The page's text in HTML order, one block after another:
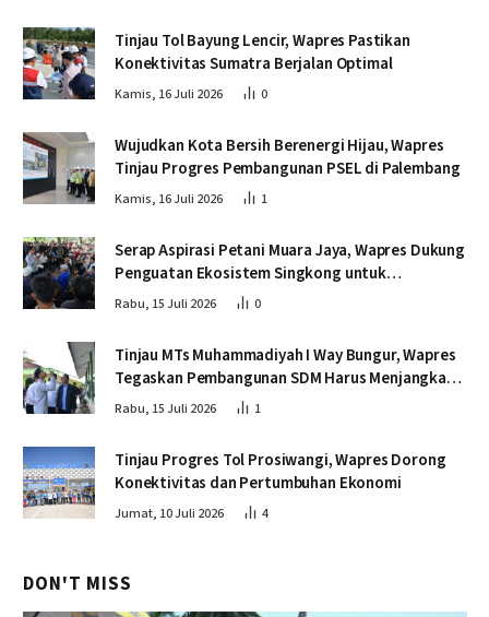
Tinjau Tol Bayung Lencir, Wapres Pastikan
Konektivitas Sumatra Berjalan Optimal
Kamis, 16 Juli 2026 0
Wujudkan Kota Bersih Berenergi Hijau, Wapres
Tinjau Progres Pembangunan PSEL di Palembang
Kamis, 16 Juli 2026 1
Serap Aspirasi Petani Muara Jaya, Wapres Dukung
Penguatan Ekosistem Singkong untuk
Swasembada Pangan
Rabu, 15 Juli 2026 0
Tinjau MTs Muhammadiyah I Way Bungur, Wapres
Tegaskan Pembangunan SDM Harus Menjangkau
Seluruh Sekolah
Rabu, 15 Juli 2026 1
Tinjau Progres Tol Prosiwangi, Wapres Dorong
Konektivitas dan Pertumbuhan Ekonomi
Jumat, 10 Juli 2026 4
DON'T MISS